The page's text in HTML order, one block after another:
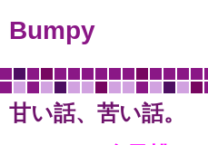
Bumpy
甘い話、苦い話。